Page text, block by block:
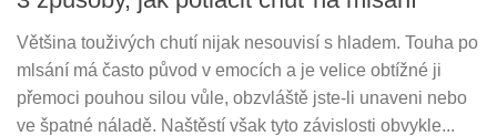
Většina touživých chutí nijak nesouvisí s hladem. Touha po
mlsání má často původ v emocích a je velice obtížné ji
přemoci pouhou silou vůle, obzvláště jste-li unaveni nebo
ve špatné náladě. Naštěstí však tyto závislosti obvykle...